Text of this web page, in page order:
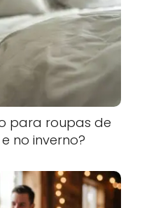
para roupas de
no inverno?